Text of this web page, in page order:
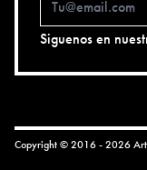
Siguenos en
Copyright © 2016 - 2026